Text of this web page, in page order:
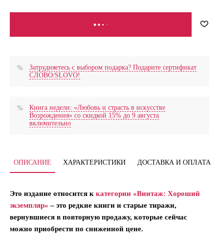
В КОРЗИНУ
Затрудняетесь с выбором подарка? Подарите сертификат
СЛОВО/SLOVO!
Книга недели: «Любовь и страсть в искусстве
Возрождения» со скидкой 15% до 9 августа
включительно
ОПИСАНИЕ ХАРАКТЕРИСТИКИ ДОСТАВКА И ОПЛАТА
Это издание относится к категории «Винтаж: Хороший
экземпляр» – это редкие книги и старые тиражи,
вернувшиеся в повторную продажу, которые сейчас
можно приобрести по сниженной цене.